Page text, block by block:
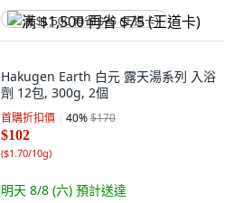
满 $1,500 再省 $75 (王道卡)
Hakugen Earth 白元 露天湯系列 入浴
劑 12包, 300g, 2個
首購折扣價 40%$170
$102
($1.70/10g)
明天 8/8 (六) 預計送達